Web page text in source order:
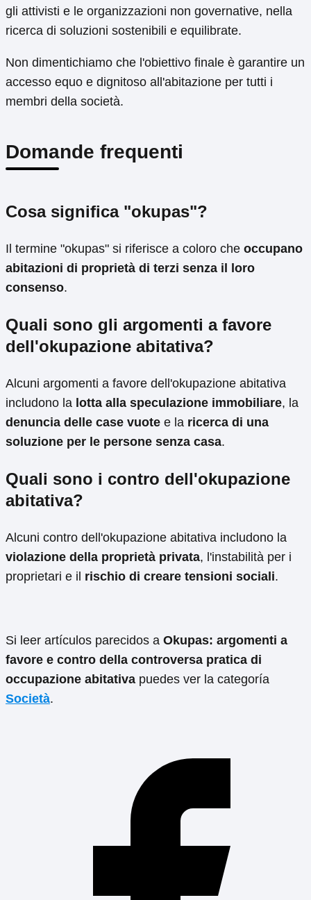
gli attivisti e le organizzazioni non governative, nella
ricerca di soluzioni sostenibili e equilibrate.
Non dimentichiamo che l'obiettivo finale è garantire un
accesso equo e dignitoso all'abitazione per tutti i
membri della società.
Domande frequenti
Cosa significa "okupas"?
Il termine "okupas" si riferisce a coloro che occupano
abitazioni di proprietà di terzi senza il loro
consenso.
Quali sono gli argomenti a favore
dell'okupazione abitativa?
Alcuni argomenti a favore dell'okupazione abitativa
includono la lotta alla speculazione immobiliare, la
denuncia delle case vuote e la ricerca di una
soluzione per le persone senza casa.
Quali sono i contro dell'okupazione
abitativa?
Alcuni contro dell'okupazione abitativa includono la
violazione della proprietà privata, l'instabilità per i
proprietari e il rischio di creare tensioni sociali.
Si leer artículos parecidos a Okupas: argomenti a
favore e contro della controversa pratica di
occupazione abitativa puedes ver la categoría
Società.